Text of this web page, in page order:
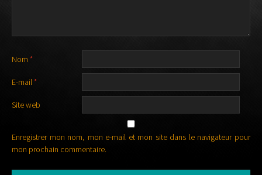
Nom *
E-mail*
Site web
Enregistrer mon nom, mon e-mail et mon site dans le navigateur pour
mon prochain commentaire.